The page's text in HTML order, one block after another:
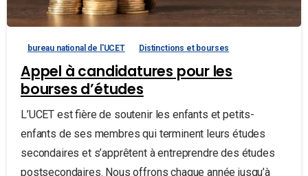
bureau national de l'UCET Distinctions et bourses
Appel à candidatures pour les
bourses d’études
L’UCET est fière de soutenir les enfants et petits-
enfants de ses membres qui terminent leurs études
secondaires et s’apprêtent à entreprendre des études
postsecondaires. Nous offrons chaque année jusqu’à